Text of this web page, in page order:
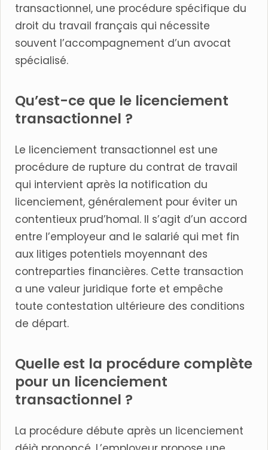
transactionnel, une procédure spécifique du
droit du travail français qui nécessite
souvent l’accompagnement d’un avocat
spécialisé.
Qu’est-ce que le licenciement
transactionnel ?
Le licenciement transactionnel est une
procédure de rupture du contrat de travail
qui intervient après la notification du
licenciement, généralement pour éviter un
contentieux prud’homal. Il s’agit d’un accord
entre l’employeur and le salarié qui met fin
aux litiges potentiels moyennant des
contreparties financières. Cette transaction
a une valeur juridique forte et empêche
toute contestation ultérieure des conditions
de départ.
Quelle est la procédure complète
pour un licenciement
transactionnel ?
La procédure débute après un licenciement